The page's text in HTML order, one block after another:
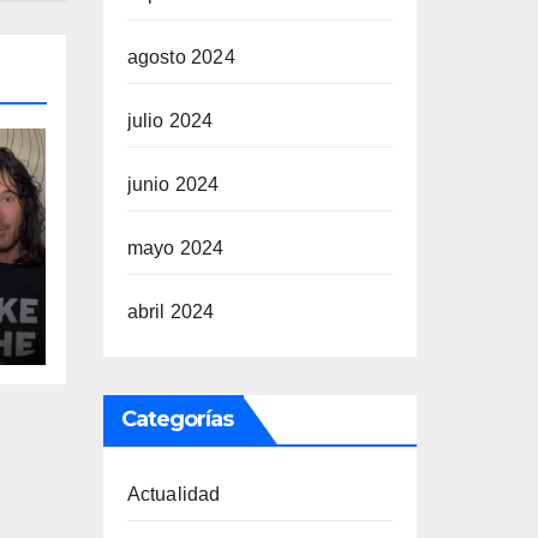
agosto 2024
julio 2024
junio 2024
mayo 2024
abril 2024
Categorías
Actualidad